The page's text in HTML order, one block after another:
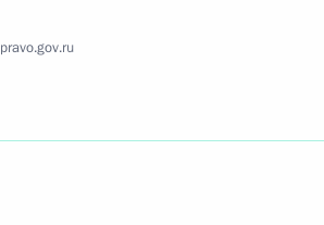
pravo.gov.ru